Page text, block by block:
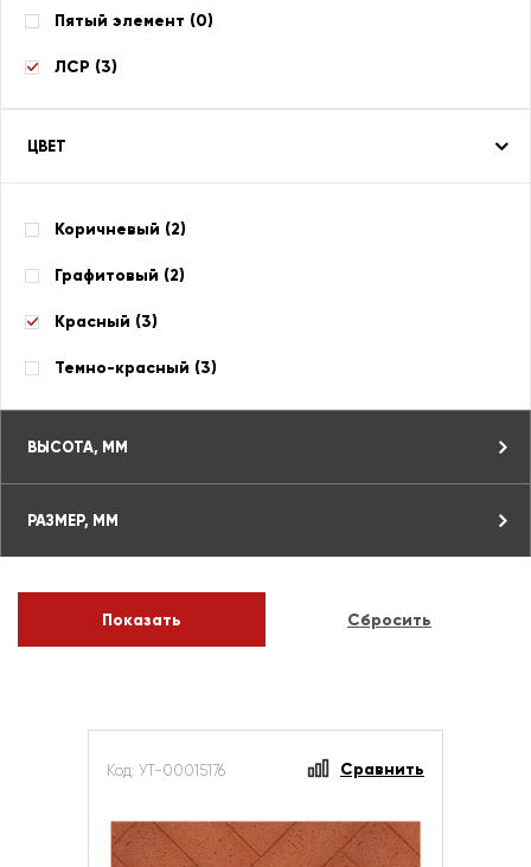
Пятый элемент (0)
ЛСР (3)
ЦВЕТ
Коричневый (2)
Графитовый (2)
Красный (3)
Темно-красный (3)
ВЫСОТА, ММ
РАЗМЕР, ММ
Код: УТ-00015176 Сравнить